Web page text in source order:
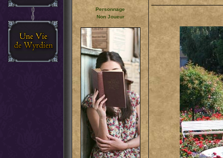
Personnage
Non Joueur